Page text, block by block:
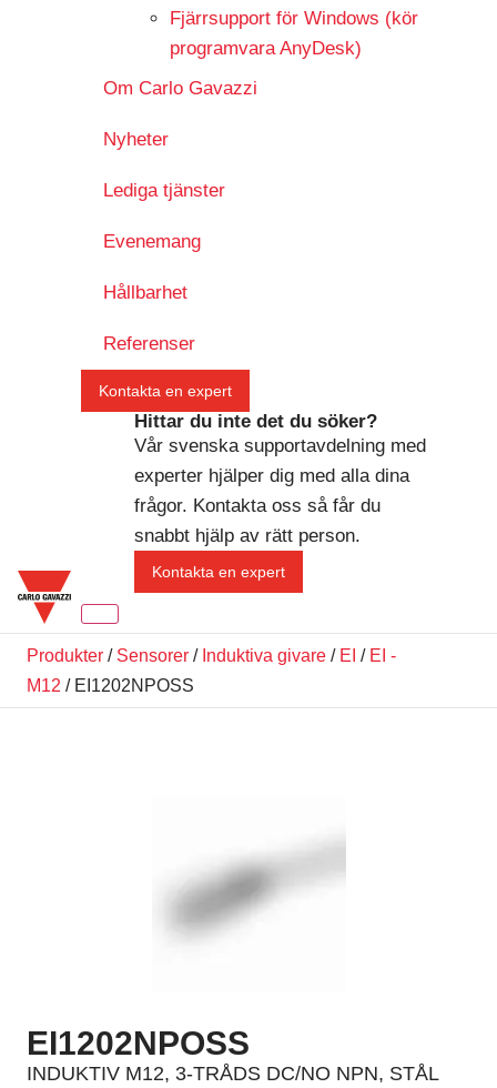
Fjärrsupport för Windows (kör
programvara AnyDesk)
Om Carlo Gavazzi
Nyheter
Lediga tjänster
Evenemang
Hållbarhet
Referenser
Kontakta en expert
Hittar du inte det du söker?
Vår svenska supportavdelning med
experter hjälper dig med alla dina
frågor. Kontakta oss så får du
snabbt hjälp av rätt person.
Kontakta en expert
Produkter / Sensorer / Induktiva givare / EI / EI -
M12 / EI1202NPOSS
EI1202NPOSS
INDUKTIV M12, 3-TRÅDS DC/NO NPN, STÅL